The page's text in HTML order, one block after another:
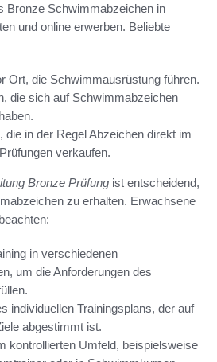
Bronze Schwimmabzeichen in
und online erwerben. Beliebte
Ort, die Schwimmausrüstung führen.
die sich auf Schwimmabzeichen
die in der Regel Abzeichen direkt im
verkaufen.
Bronze Prüfung ist entscheidend,
zu erhalten. Erwachsene
in verschiedenen
um die Anforderungen des
individuellen Trainingsplans, der auf
abgestimmt ist.
kontrollierten Umfeld, beispielsweise